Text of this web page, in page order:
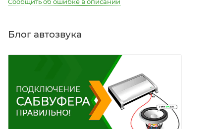
Сообщить об ошибке в описании
Блог автозвука